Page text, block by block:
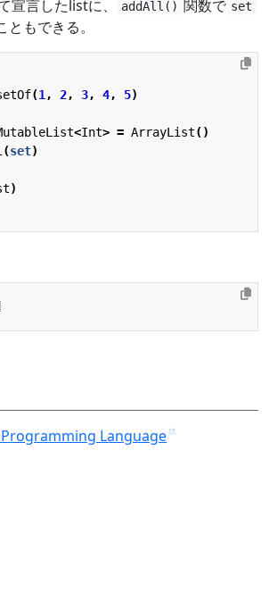
宣言したlistに、 addAll() 関数で set
もできる。
(1 , 2, 3, 4, 5)
<Int> = ArrayList()
(set)
)
Language